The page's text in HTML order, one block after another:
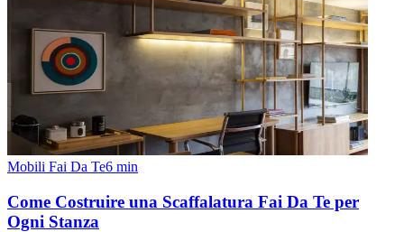
Mobili Fai Da Te6 min
Come Costruire una Scaffalatura Fai Da Te per
Ogni Stanza